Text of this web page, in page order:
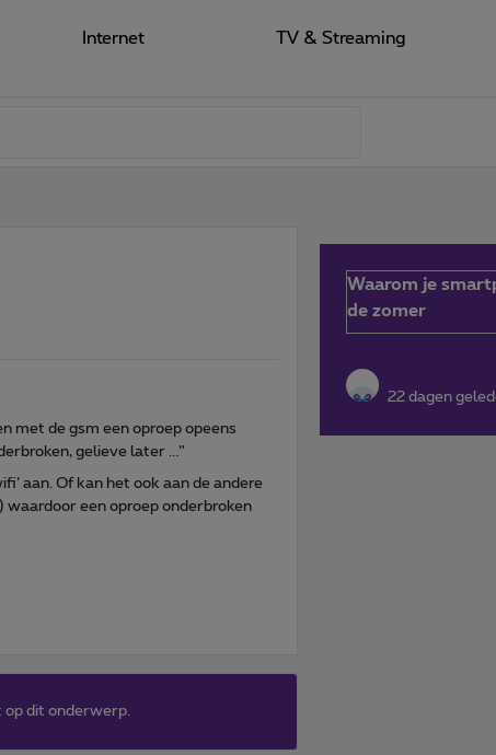
Internet TV & Streaming
met de gsm een oproep opeens
gelieve later ...”
aan. Of kan het ook aan de andere
een oproep onderbroken
dit onderwerp.
Waarom je
de zomer
22 dagen